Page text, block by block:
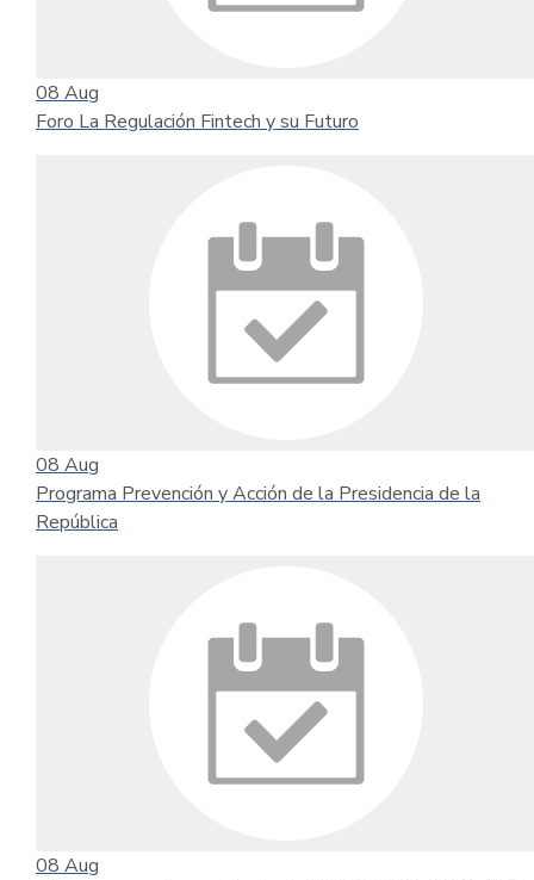
08 Aug
Foro La Regulación Fintech y su Futuro
08 Aug
Programa Prevención y Acción de la Presidencia de la
República
08 Aug